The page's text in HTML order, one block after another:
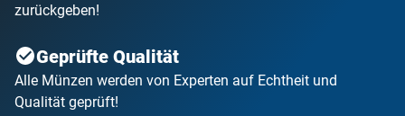
zurückgeben!
Geprüfte Qualität
Alle Münzen werden von Experten auf Echtheit und
Qualität geprüft!